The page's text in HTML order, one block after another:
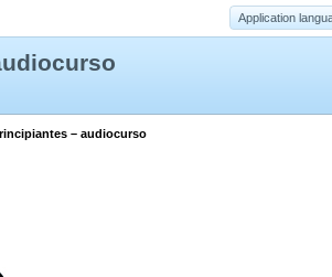
Application
– audiocurso